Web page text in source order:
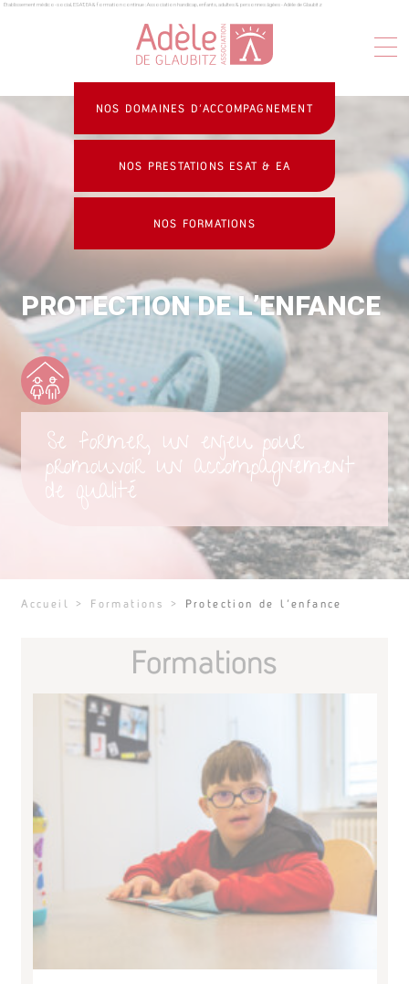
Panneau de gestion des cookies
Établissement médico-social, ESAT, EA & formation continue : Association handicap, enfants, adultes & personnes âgées - Adèle de Glaubitz
NOS DOMAINES D’ACCOMPAGNEMENT
NOS PRESTATIONS ESAT & EA
NOS FORMATIONS
PROTECTION DE L’ENFANCE
Se former, un enjeu pour
promouvoir un accompagnement
de qualité
Accueil > Formations > Protection de l’enfance
Formations